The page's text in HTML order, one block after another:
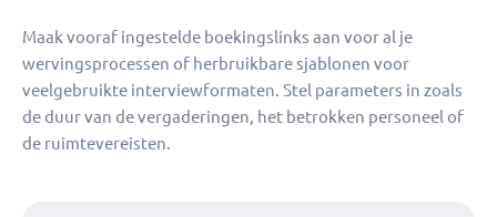
Maak vooraf ingestelde boekingslinks aan voor al je
wervingsprocessen of herbruikbare sjablonen voor
veelgebruikte interviewformaten. Stel parameters in zoals
de duur van de vergaderingen, het betrokken personeel of
de ruimtevereisten.